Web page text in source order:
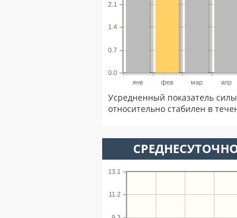
янв фев мар апр
0.0
0.7
1.4
2.1
Усредненный показатель
относительно стабилен в
11.2
13.1